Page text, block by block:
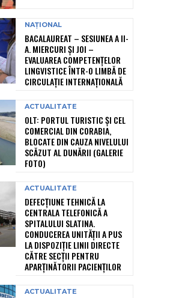
NAȚIONAL
BACALAUREAT – SESIUNEA A II-
A. MIERCURI ȘI JOI –
EVALUAREA COMPETENȚELOR
LINGVISTICE ÎNTR-O LIMBĂ DE
CIRCULAȚIE INTERNAȚIONALĂ
ACTUALITATE
OLT: PORTUL TURISTIC ȘI CEL
COMERCIAL DIN CORABIA,
BLOCATE DIN CAUZA NIVELULUI
SCĂZUT AL DUNĂRII (GALERIE
FOTO)
ACTUALITATE
DEFECȚIUNE TEHNICĂ LA
CENTRALA TELEFONICĂ A
SPITALULUI SLATINA.
CONDUCEREA UNITĂȚII A PUS
LA DISPOZIȚIE LINII DIRECTE
CĂTRE SECȚII PENTRU
APARȚINĂTORII PACIENȚILOR
ACTUALITATE